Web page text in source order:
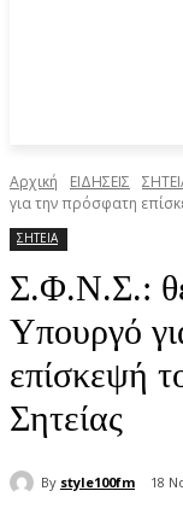
Αρχική ΕΙΔΗΣΕΙΣ
για την πρόσφατη
ΣΗΤΕΙΑ
Σ.Φ.Ν.Σ.:
Υπουργό
επίσκεψή
Σητείας
By style100fm 18